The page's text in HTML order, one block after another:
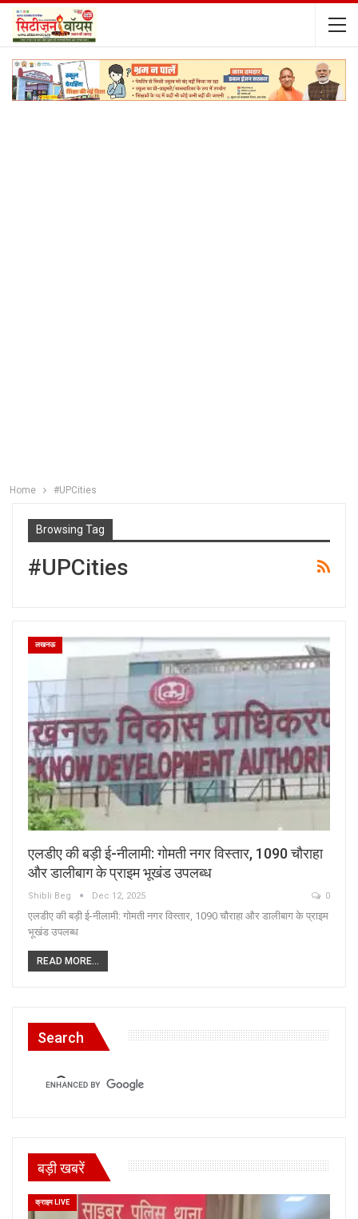
Home #UPCities
Browsing Tag
#UPCities
लखनऊ
एलडीए की बड़ी ई-नीलामी: गोमती नगर विस्तार, 1090 चौराहा
और डालीबाग के प्राइम भूखंड उपलब्ध
Shibli Beg Dec 12, 2025 0
एलडीए की बड़ी ई-नीलामी: गोमती नगर विस्तार, 1090 चौराहा और डालीबाग के प्राइम
भूखंड उपलब्ध
READ MORE...
Search
बड़ी खबरें
क्राइम LIVE